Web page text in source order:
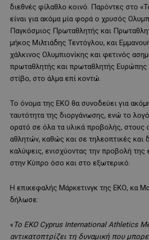
διεθνές φίλαθλο κοινό. Παρόντες στο
είναι για ακόμα μία φορά ο χρυσός
Παγκόσμιος Πρωταθλητής και
μήκος Μιλτιάδης Τεντόγλου, και
χάλκινος Ολυμπιονίκης και φετινός
πρωταθλητής και πρωταθλητής Ευρώπης
στίβο, στο άλμα επί κοντώ.
Το όνομα της ΕΚΟ θα συνοδεύει για
ταυτότητα της διοργάνωσης, ενώ το
ορατό σε όλα τα υλικά προβολής, στους
αθλητών, καθώς και σε τηλεοπτικές και
καλύψεις, ενισχύοντας την προβολή της
στην Κύπρο όσο και στο εξωτερικό.
Η επικεφαλής Μάρκετινγκ της ΕΚΟ, κα
δήλωσε:
« Το EKO Cyprus International Athletics
αντικατοπτρίζει τη δυναμική που